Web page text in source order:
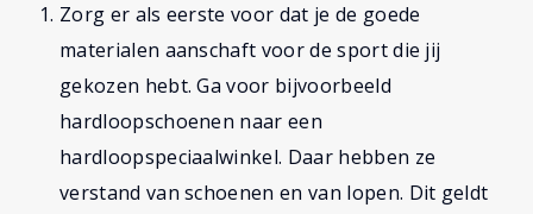
Zorg er als eerste voor dat je de goede
materialen aanschaft voor de sport die jij
gekozen hebt. Ga voor bijvoorbeeld
hardloopschoenen naar een
hardloopspeciaalwinkel. Daar hebben ze
verstand van schoenen en van lopen. Dit geldt